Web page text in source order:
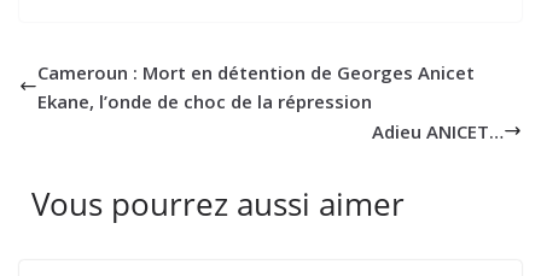
Cameroun : Mort en détention de Georges Anicet
Ekane, l’onde de choc de la répression
Adieu ANICET…
Vous pourrez aussi aimer